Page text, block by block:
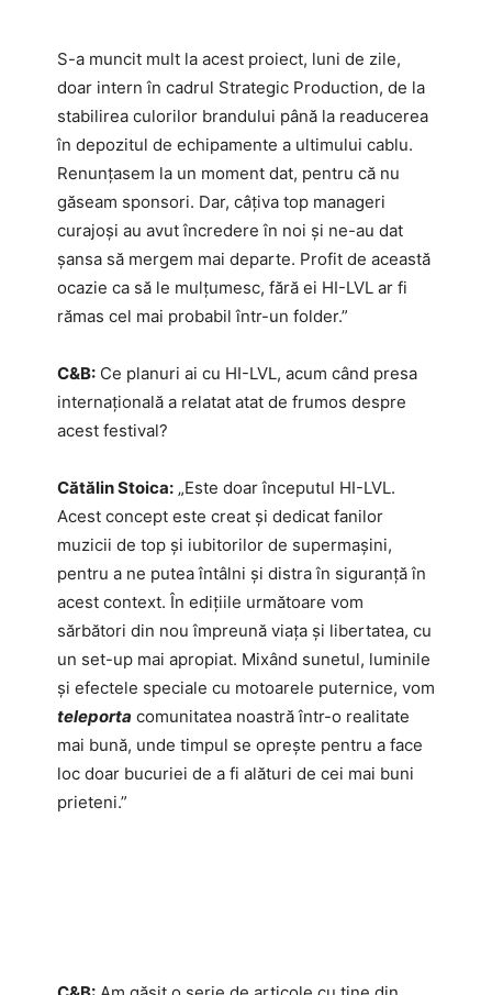
S-a muncit mult la acest proiect, luni de zile,
doar intern în cadrul Strategic Production, de la
stabilirea culorilor brandului până la readucerea
în depozitul de echipamente a ultimului cablu.
Renunțasem la un moment dat, pentru că nu
găseam sponsori. Dar, câțiva top manageri
curajoși au avut încredere în noi și ne-au dat
șansa să mergem mai departe. Profit de această
ocazie ca să le mulțumesc, fără ei HI-LVL ar fi
rămas cel mai probabil într-un folder.”
C&B: Ce planuri ai cu HI-LVL, acum când presa
internațională a relatat atat de frumos despre
acest festival?
Cătălin Stoica: „Este doar începutul HI-LVL.
Acest concept este creat și dedicat fanilor
muzicii de top și iubitorilor de supermașini,
pentru a ne putea întâlni și distra în siguranță în
acest context. În edițiile următoare vom
sărbători din nou împreună viața și libertatea, cu
un set-up mai apropiat. Mixând sunetul, luminile
și efectele speciale cu motoarele puternice, vom
teleporta comunitatea noastră într-o realitate
mai bună, unde timpul se oprește pentru a face
loc doar bucuriei de a fi alături de cei mai buni
prieteni.”